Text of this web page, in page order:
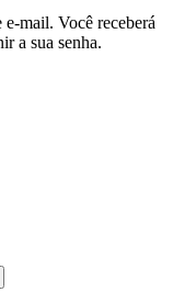
mail. Você receberá
a sua senha.